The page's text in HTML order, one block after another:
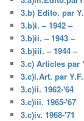
3.b) Edito. par
3.b)i. – 1942 –
3.b)ii. – 1943 –
3.b)iii. – 1944 –
3.c) Articles par
3.c)i.Art. par
3.c)ii. 1962-'64
3.c)iii. 1965-'67
3.c)iv. 1968-'71